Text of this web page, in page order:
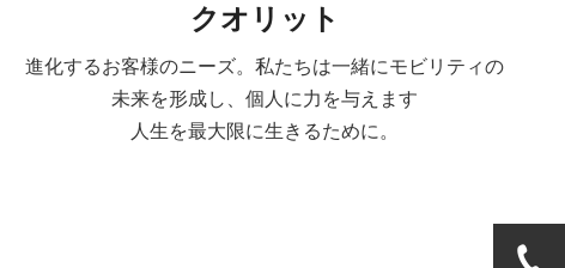
クオリット
進化するお客様のニーズ。私たちは一緒にモビリティの
未来を形成し、個人に力を与えます
人生を最大限に生きるために。